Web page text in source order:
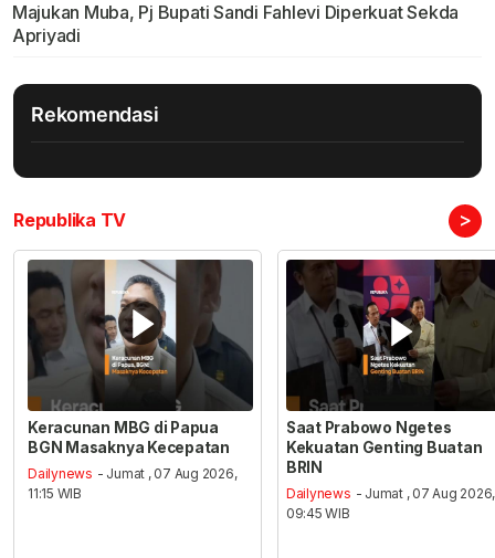
Majukan Muba, Pj Bupati Sandi Fahlevi Diperkuat Sekda
Apriyadi
Rekomendasi
Republika TV >
Keracunan MBG di Papua
BGN Masaknya Kecepatan
Dailynews - Jumat , 07 Aug 2026,
11:15 WIB
Saat Prabowo Ngetes
Kekuatan Genting Buatan
BRIN
Dailynews - Jumat , 07 Aug 2026,
09:45 WIB